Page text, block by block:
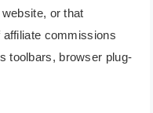
or that
commissions
toolbars, browser plug-